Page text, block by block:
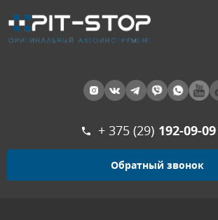
+ 375 (29) 192-09-09
Обратный звонок